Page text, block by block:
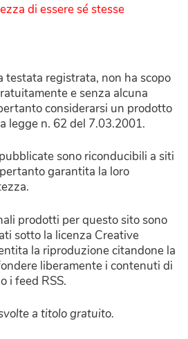
di essere sé stesse
testata registrata, non ha scopo
e senza alcuna
considerarsi un prodotto
legge n. 62 del 7.03.2001.
sono riconducibili a siti
garantita la loro
prodotti per questo sito sono
sotto la licenza Creative
la riproduzione citandone la
liberamente i contenuti di
i feed RSS.
a titolo gratuito.